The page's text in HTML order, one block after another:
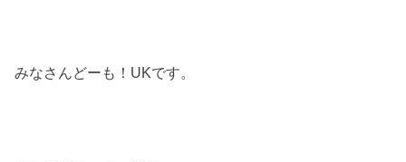
みなさんどーも！UKです。